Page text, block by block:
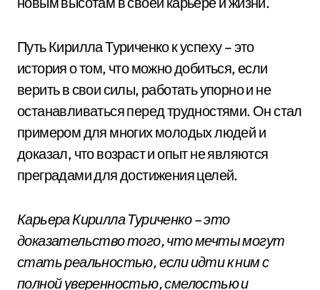
Путь Кирилла Туриченко к успеху – это
история о том, что можно добиться, если
верить в свои силы, работать упорно и не
останавливаться перед трудностями. Он стал
примером для многих молодых людей и
доказал, что возраст и опыт не являются
преградами для достижения целей.
Карьера Кирилла Туриченко – это
доказательство того, что мечты могут
стать реальностью, если идти к ним с
полной уверенностью, смелостью и